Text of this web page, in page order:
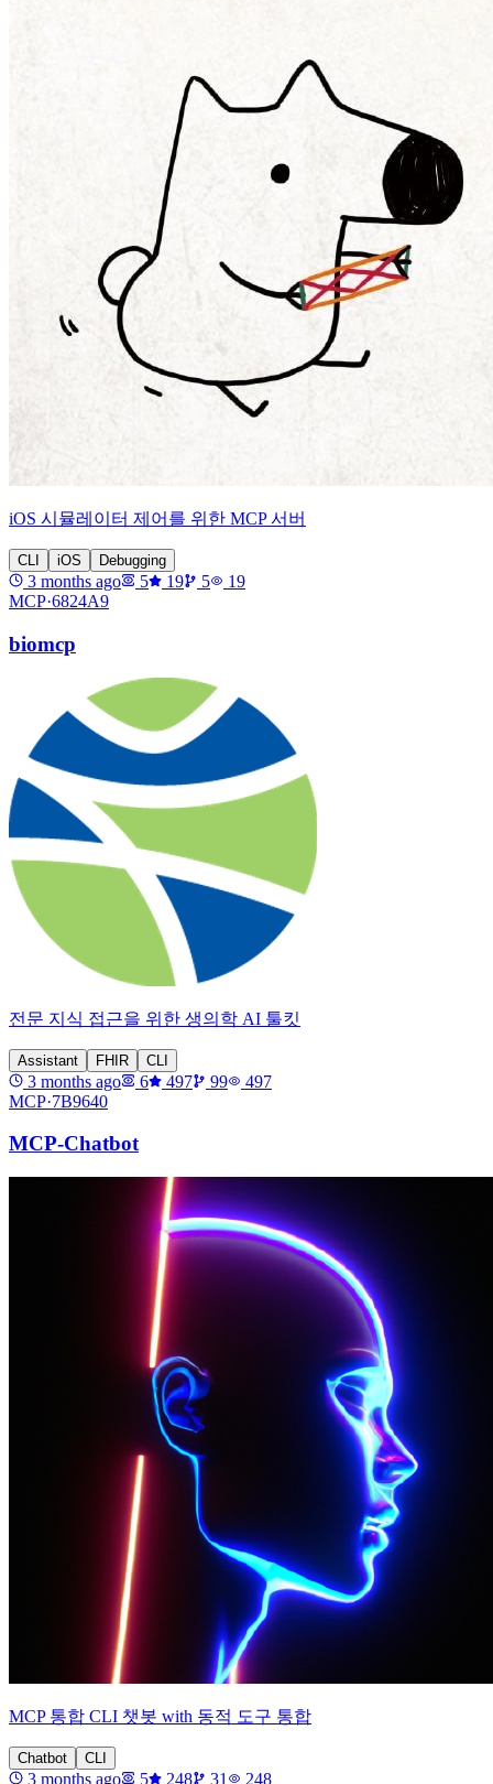
iOS 시뮬레이터 제어를 위한 MCP 서버
CLI iOS Debugging
3 months ago 5 19 5
19
MCP·6824A9
biomcp
전문 지식 접근을 위한 생의학 AI 툴킷
Assistant FHIR CLI
3 months ago 6 497 99
497
MCP·7B9640
MCP-Chatbot
MCP 통합 CLI 챗봇 with 동적 도구 통합
Chatbot CLI
3 months ago 5 248 31 248